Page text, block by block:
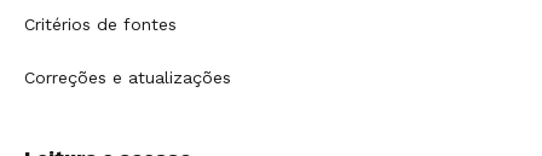
Critérios de fontes
Correções e atualizações